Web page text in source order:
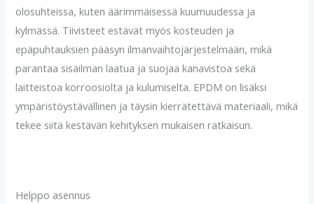
olosuhteissa, kuten äärimmäisessä kuumuudessa ja
kylmässä. Tiivisteet estävät myös kosteuden ja
epäpuhtauksien pääsyn ilmanvaihtojärjestelmään, mikä
parantaa sisäilman laatua ja suojaa kanavistoa sekä
laitteistoa korroosiolta ja kulumiselta. EPDM on lisäksi
ympäristöystävällinen ja täysin kierrätettävä materiaali, mikä
tekee siitä kestävän kehityksen mukaisen ratkaisun.
Helppo asennus